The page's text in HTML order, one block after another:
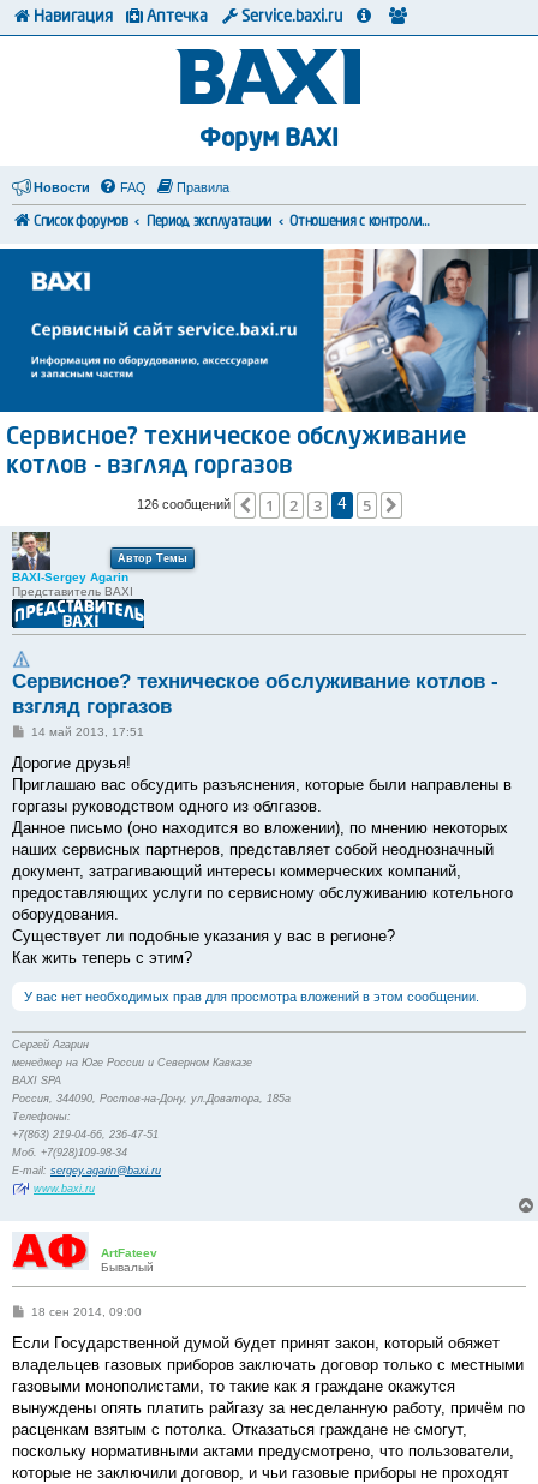
Форум BAXI
Новости FAQ Правила
Список форумов Период эксплуатации Отношения с контролирующими органами
Сервисное? техническое обслуживание
котлов - взгляд горгазов
126 сообщений Пред.
1 2 3 4 5
Автор Темы
BAXI-Sergey Agarin
Представитель BAXI
Сервисное? техническое обслуживание котлов -
взгляд горгазов
С
о
б
щ
е
н
и
е
14 май 2013, 17:51
Дорогие друзья!
Приглашаю вас обсудить разъяснения, которые были направлены в
горгазы руководством одного из облгазов.
Данное письмо (оно находится во вложении), по мнению некоторых
наших сервисных партнеров, представляет собой неоднозначный
документ, затрагивающий интересы коммерческих компаний,
предоставляющих услуги по сервисному обслуживанию котельного
оборудования.
Существует ли подобные указания у вас в регионе?
Как жить теперь с этим?
У вас нет необходимых прав для просмотра вложений в этом сообщении.
Сергей Агарин
менеджер на Юге России и Северном Кавказе
BAXI SPA
Россия, 344090, Ростов-на-Дону, ул.Доватора, 185а
Телефоны:
+7(863) 219-04-66, 236-47-51
Моб. +7(928)109-98-34
E-mail: sergey.agarin@baxi.ru
www.baxi.ru
ArtFateev
Бывалый
С
о
щ
е
и
е
18 сен 2014, 09:00
Если Государственной думой будет принят закон, который обяжет
владельцев газовых приборов заключать договор только с местными
газовыми монополистами, то такие как я граждане окажутся
вынуждены опять платить райгазу за несделанную работу, причём по
расценкам взятым с потолка. Отказаться граждане не смогут,
поскольку нормативными актами предусмотрено, что пользователи,
которые не заключили договор, и чьи газовые приборы не проходят
Навигация Аптечка Service.baxi.ru